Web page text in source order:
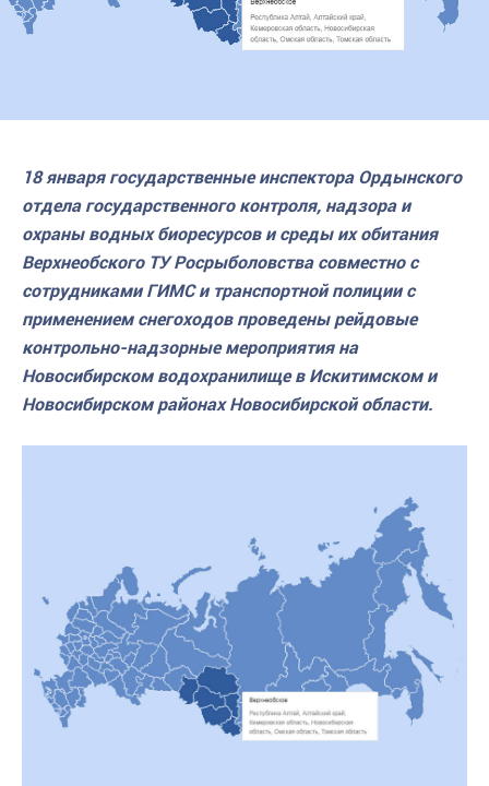
18 января государственные инспектора Ордынского
отдела государственного контроля, надзора и
охраны водных биоресурсов и среды их обитания
Верхнеобского ТУ Росрыболовства совместно с
сотрудниками ГИМС и транспортной полиции с
применением снегоходов проведены рейдовые
контрольно-надзорные мероприятия на
Новосибирском водохранилище в Искитимском и
Новосибирском районах Новосибирской области.